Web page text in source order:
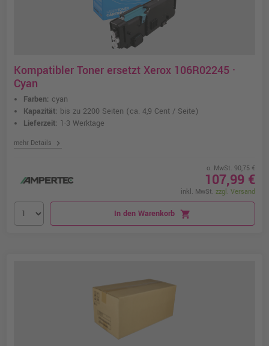
Kompatibler Toner ersetzt Xerox 106R02245 ·
Cyan
Farben: cyan
Kapazität: bis zu 2200 Seiten (ca. 4,9 Cent / Seite)
Lieferzeit: 1-3 Werktage
mehr Details chevron_right
o. MwSt. 90,75 €
107,99 €
inkl. MwSt. zzgl. Versand
In den Warenkorb shopping_cart